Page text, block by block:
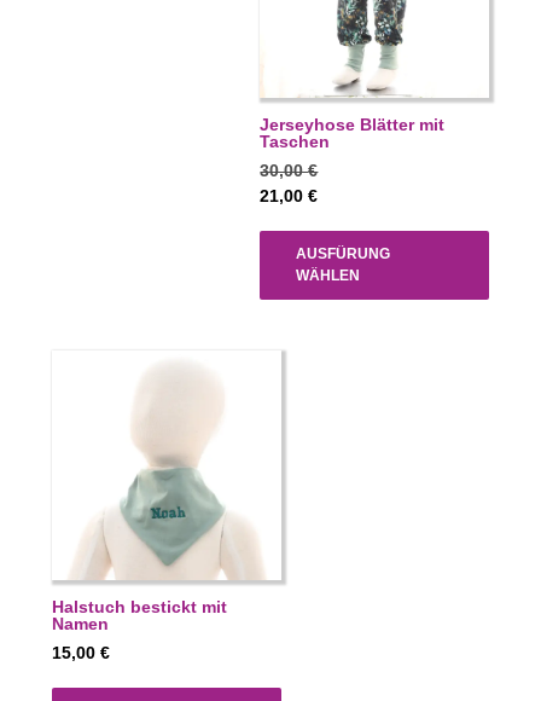
Jerseyhose Blätter mit
Taschen
30,00€
21,00€
AUSFÜRUNG
WÄHLEN
Halstuch bestickt mit
Namen
15,00 €